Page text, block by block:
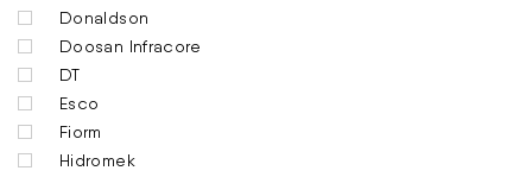
Donaldson
Doosan Infracore
DT
Esco
Fiorm
Hidromek